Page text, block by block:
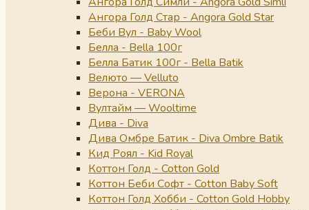
Ангора Голд Стар - Angora Gold Star
Беби Вул - Baby Wool
Белла - Bella 100г
Белла Батик 100г - Bella Batik
Велюто — Velluto
Верона - VERONA
Вултайм — Wooltime
Дива - Diva
Дива Омбре Батик - Diva Ombre Batik
Кид Роял - Kid Royal
Коттон Голд - Cotton Gold
Коттон Беби Софт - Cotton Baby Soft
Коттон Голд Хобби - Cotton Gold Hobby